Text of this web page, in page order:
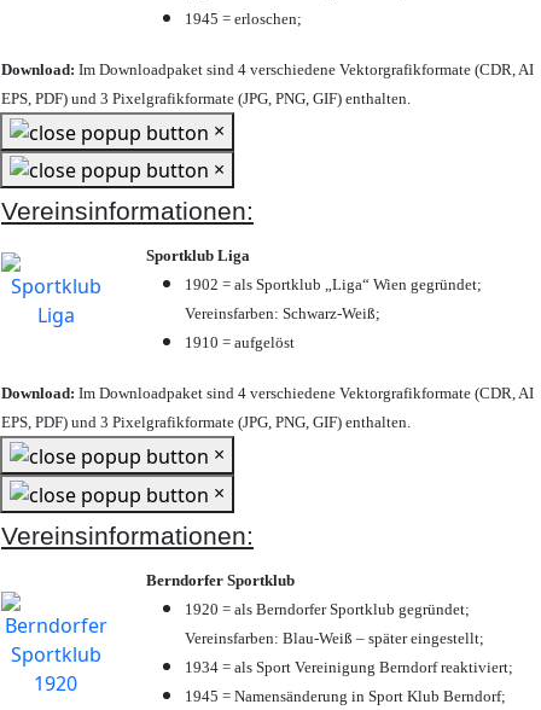
1945 = erloschen;
Download: Im Downloadpaket sind 4 verschiedene Vektorgrafikformate (CDR, AI
EPS, PDF) und 3 Pixelgrafikformate (JPG, PNG, GIF) enthalten.
×
×
Vereinsinformationen:
Sportklub Liga
1902 = als Sportklub „Liga“ Wien gegründet;
Vereinsfarben: Schwarz-Weiß;
1910 = aufgelöst
Download: Im Downloadpaket sind 4 verschiedene Vektorgrafikformate (CDR, AI
EPS, PDF) und 3 Pixelgrafikformate (JPG, PNG, GIF) enthalten.
×
×
Vereinsinformationen:
Berndorfer Sportklub
1920 = als Berndorfer Sportklub gegründet;
Vereinsfarben: Blau-Weiß – später eingestellt;
1934 = als Sport Vereinigung Berndorf reaktiviert;
1945 = Namensänderung in Sport Klub Berndorf;